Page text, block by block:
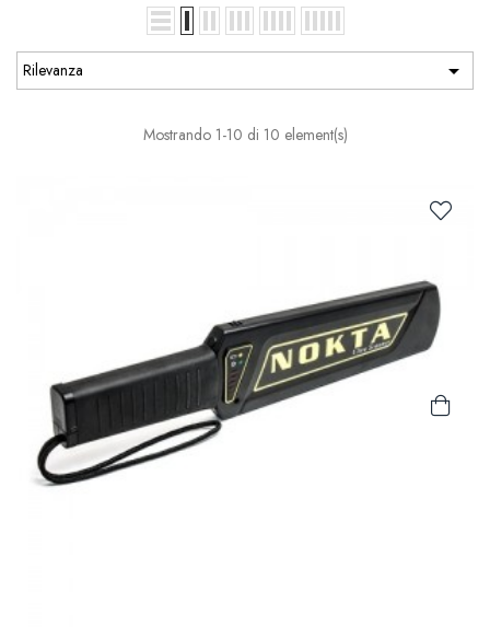
Rilevanza 
Mostrando 1-10 di 10 element(s)